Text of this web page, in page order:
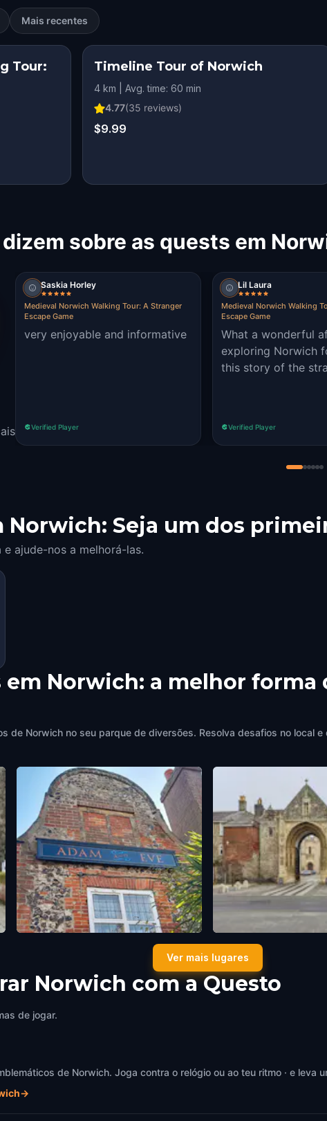
Mais recentes
Tour:
Timeline Tour of Norwich
4 km | Avg. time: 60 min
4.77(35 reviews)
$9.99
sobre as quests em
Saskia Horley
Medieval Norwich Walking Tour: A Stranger
Escape Game
very enjoyable and informative
Verified Player
Lil Laura
Medieval Norwich Walking
Escape Game
What a wonderful
exploring Norwich
this story of the
Verified Player
Norwich: Seja um dos
ajude-nos a melhorá-las.
em Norwich: a melhor forma
de Norwich no seu parque de diversões. Resolva desafios no local
Erpingham Gate
Norwich
Ver mais lugares
Norwich com a Questo
de jogar.
de Norwich. Joga contra o relógio ou ao teu ritmo · e leva
→